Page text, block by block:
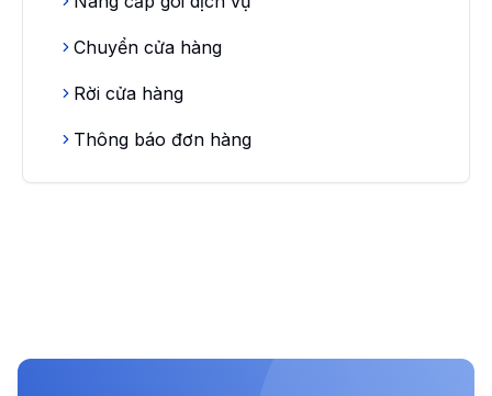
Chuyển cửa hàng
Rời cửa hàng
Thông báo đơn hàng